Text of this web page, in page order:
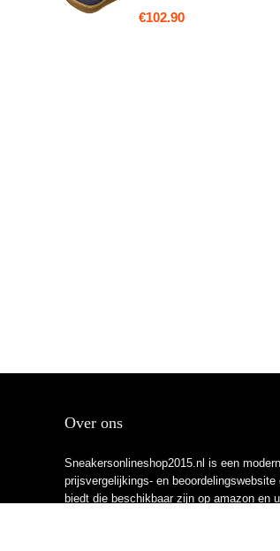
€102.90
Over ons
Sneakersonlineshop2015.nl is een
prijsvergelijkings- en beoordelingswebsite
biedt die beschikbaar zijn op amazon en